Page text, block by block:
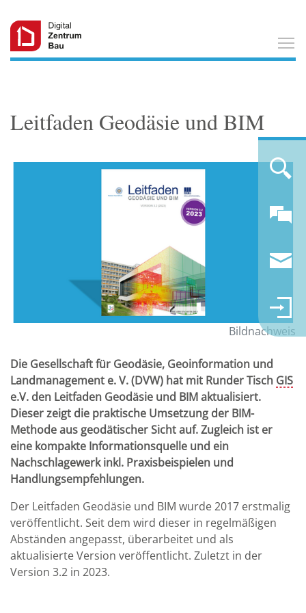
Leitfaden Geodäsie und BIM
Bildnachweis
Die Gesellschaft für Geodäsie, Geoinformation und
Landmanagement e. V. (DVW) hat mit Runder Tisch GIS
e.V. den Leitfaden Geodäsie und BIM aktualisiert.
Dieser zeigt die praktische Umsetzung der BIM-
Methode aus geodätischer Sicht auf. Zugleich ist er
eine kompakte Informationsquelle und ein
Nachschlagewerk inkl. Praxisbeispielen und
Handlungsempfehlungen.
Der Leitfaden Geodäsie und BIM wurde 2017 erstmalig
veröffentlicht. Seit dem wird dieser in regelmäßigen
Abständen angepasst, überarbeitet und als
aktualisierte Version veröffentlicht. Zuletzt in der
Version 3.2 in 2023.